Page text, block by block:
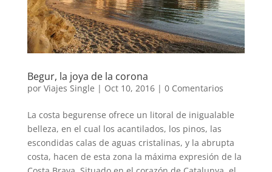
Begur, la joya de la corona
por Viajes Single | Oct 10, 2016| 0 Comentarios
La costa begurense ofrece un litoral de inigualable
belleza, en el cual los acantilados, los pinos, las
escondidas calas de aguas cristalinas, y la abrupta
costa, hacen de esta zona la máxima expresión de la